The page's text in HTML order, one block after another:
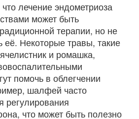
лечение эндометриоза
может быть
терапии, но не
её. Некоторые травы, такие
и ромашка,
помочь в облегчении
шалфей часто
регулирования
что может быть полезно